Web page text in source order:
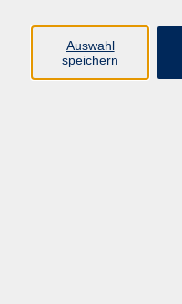
Auswahl
speichern